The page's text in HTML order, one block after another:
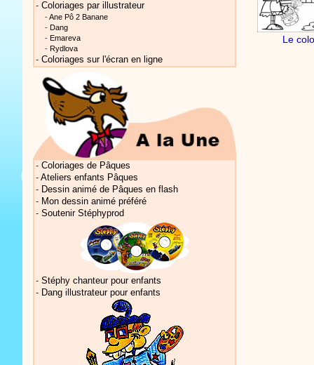
Vidéos
Le
- Coloriages par illustrateur
-Ane Pô 2 Banane
- Dang
- Emareva
- Rydlova
- Coloriages sur l'écran en ligne
- Coloriages de Pâques
- Ateliers enfants Pâques
- Dessin animé de Pâques en flash
- Mon dessin animé préféré
- Soutenir Stéphyprod
- Stéphy chanteur pour enfants
- Dang illustrateur pour enfants